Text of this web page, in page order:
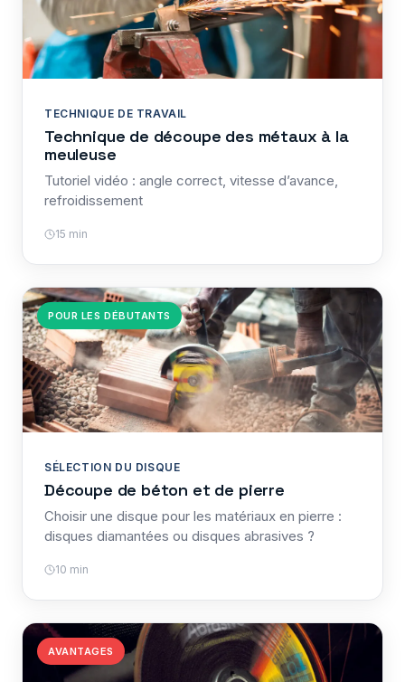
TECHNIQUE DE TRAVAIL
Technique de découpe des métaux à la
meuleuse
Tutoriel vidéo : angle correct, vitesse d’avance,
refroidissement
15 min
POUR LES DÉBUTANTS
SÉLECTION DU DISQUE
Découpe de béton et de pierre
Choisir une disque pour les matériaux en pierre :
disques diamantées ou disques abrasives ?
10 min
AVANTAGES